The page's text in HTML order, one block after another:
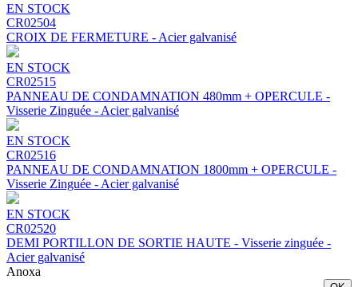
EN STOCK
CR02504
CROIX DE FERMETURE - Acier galvanisé
EN STOCK
CR02515
PANNEAU DE CONDAMNATION 480mm + OPERCULE -
Visserie Zinguée - Acier galvanisé
EN STOCK
CR02516
PANNEAU DE CONDAMNATION 1800mm + OPERCULE -
Visserie Zinguée - Acier galvanisé
EN STOCK
CR02520
DEMI PORTILLON DE SORTIE HAUTE - Visserie zinguée -
Acier galvanisé
Anoxa